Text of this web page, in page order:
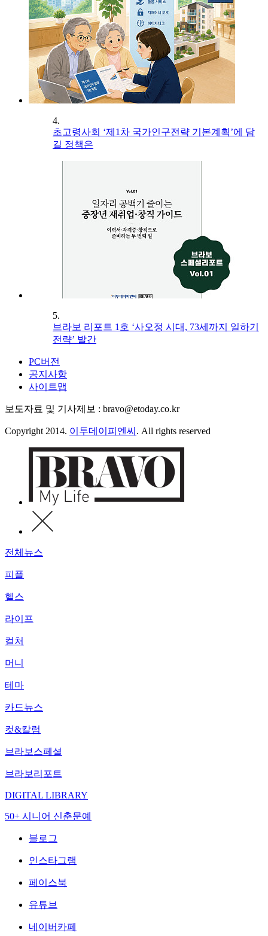
4.
초고령사회 ‘제1차 국가인구전략 기본계획’에 담
길 정책은
5.
브라보 리포트 1호 ‘사오정 시대, 73세까지 일하기
전략’ 발간
PC버전
공지사항
사이트맵
보도자료 및 기사제보 : bravo@etoday.co.kr
Copyright 2014. 이투데이피엔씨 . All rights reserved
전체뉴스
피플
헬스
라이프
컬처
머니
테마
카드뉴스
컷&칼럼
브라보스페셜
브라보리포트
DIGITAL LIBRARY
50+ 시니어 신춘문예
블로그
인스타그램
페이스북
유튜브
네이버카페